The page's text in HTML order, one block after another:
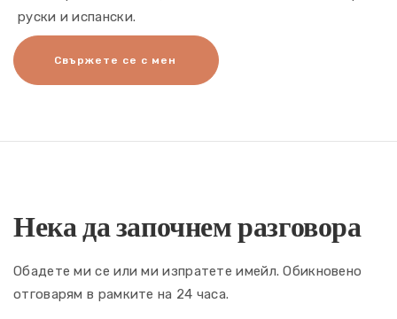
руски и испански.
Свържете се с мен
Нека да започнем разговора
Обадете ми се или ми изпратете имейл. Обикновено
отговарям в рамките на 24 часа.